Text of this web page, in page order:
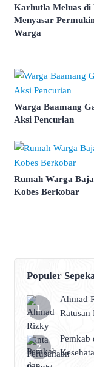
Karhutla Meluas di
Menyasar
Warga
Warga Baamang
Aksi Pencurian
Rumah Warga
Kobes Berkobar
Populer
Ahmad
Ratusan
Pemkab